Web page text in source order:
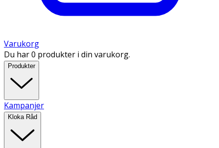
Varukorg
Du har 0 produkter i din varukorg.
Produkter
Kampanjer
Kloka Råd